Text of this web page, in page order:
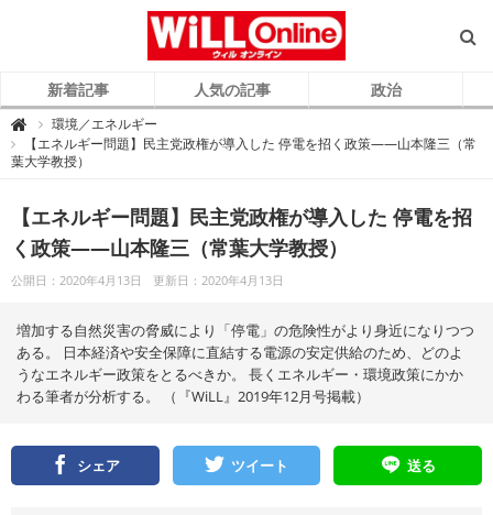
新着記事 人気の記事 政治

L
L
i
n
e
（
ィ
ン
ラ
イ
ン
）
環境／エネルギー
【エネルギー問題】民主党政権が導入した 停電を招く政策――山本隆三（常
葉大学教授）
【エネルギー問題】民主党政権が導入した 停電を招
く政策――山本隆三（常葉大学教授）
公開日：2020年4月13日 更新日：2020年4月13日
増加する自然災害の脅威により「停電」の危険性がより身近になりつつ
ある。 日本経済や安全保障に直結する電源の安定供給のため、どのよ
うなエネルギー政策をとるべきか。 長くエネルギー・環境政策にかか
わる筆者が分析する。 （『WiLL』2019年12月号掲載）
シェア ツイート 送る